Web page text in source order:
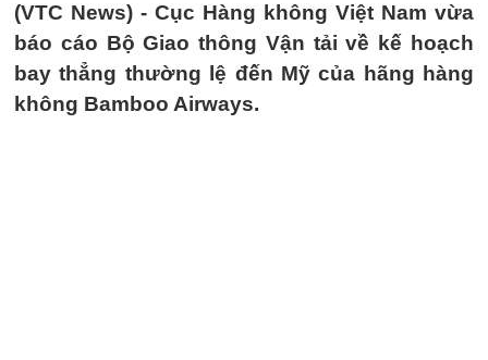
(VTC News) - Cục Hàng không Việt Nam vừa
báo cáo Bộ Giao thông Vận tải về kế hoạch
bay thẳng thường lệ đến Mỹ của hãng hàng
không Bamboo Airways.